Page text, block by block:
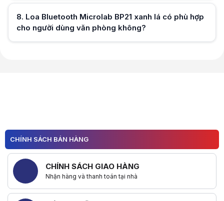
8. Loa Bluetooth Microlab BP21 xanh lá có phù hợp
cho người dùng văn phòng không?
CHÍNH SÁCH BÁN HÀNG
CHÍNH SÁCH GIAO HÀNG
Nhận hàng và thanh toán tại nhà